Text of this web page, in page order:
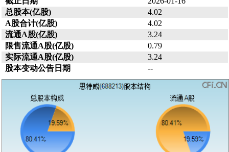
总股本(亿股)
4.02
A股合计(亿股)
4.02
流通A股(亿股)
3.24
限售流通A股(亿股)
0.79
实际流通A股(亿股)
3.24
股本变动公告日期
--